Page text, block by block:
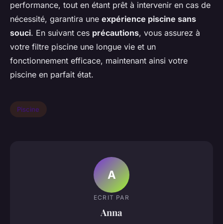
performance, tout en étant prêt à intervenir en cas de
nécessité, garantira une expérience piscine sans
souci. En suivant ces précautions, vous assurez à
votre filtre piscine une longue vie et un
fonctionnement efficace, maintenant ainsi votre
piscine en parfait état.
Piscine
A
ECRIT PAR
Anna